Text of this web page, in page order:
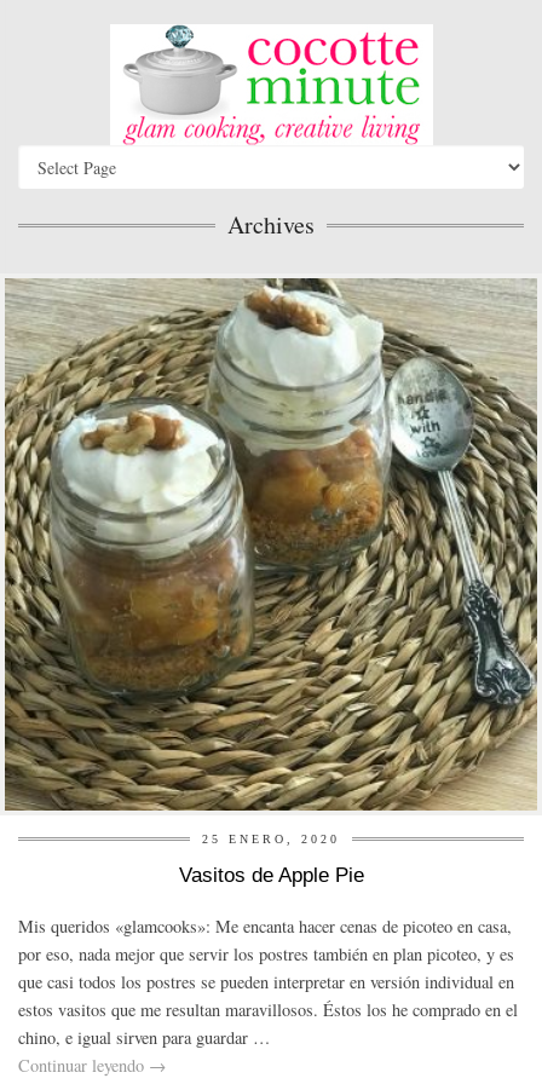
Archives
25 ENERO, 2020
Vasitos de Apple Pie
Mis queridos «glamcooks»: Me encanta hacer cenas de picoteo en casa,
por eso, nada mejor que servir los postres también en plan picoteo, y es
que casi todos los postres se pueden interpretar en versión individual en
estos vasitos que me resultan maravillosos. Éstos los he comprado en el
chino, e igual sirven para guardar …
Continuar leyendo →